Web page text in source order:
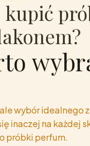
kupić
wybór idealnego
inaczej na każdej
próbki perfum.
z
i zdobądź
% na piewsze